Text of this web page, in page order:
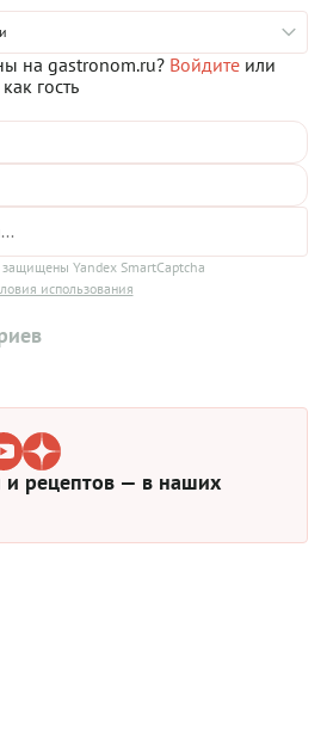
потому ваши близкие будут
если в семье не очень любят
его: «ракушки» с фаршем
на gastronom.ru? Войдите или
гость
Yandex SmartCaptcha
использования
рецептов — в наших